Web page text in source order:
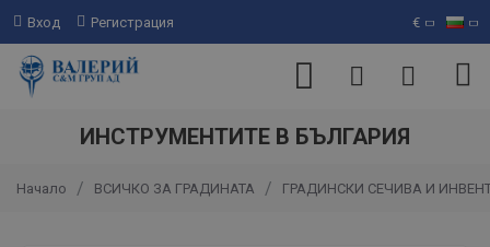
Вход Регистрация €
ИНСТРУМЕНТИТЕ В БЪЛГАРИЯ
Начало ВСИЧКО ЗА ГРАДИНАТА ГРАДИНСКИ СЕЧИВА И